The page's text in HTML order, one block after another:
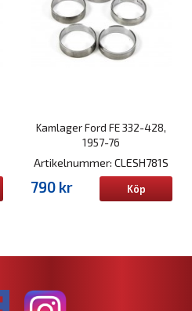
Kamlager Ford FE 332-428,
1957-76
Artikelnummer: CLESH781S
790 kr Köp